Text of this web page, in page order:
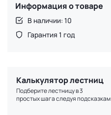
Информация о товаре
В наличии: 10
Гарантия 1 год
Калькулятор лестниц
Подберите лестницу в 3
простых шага следуя подсказкам